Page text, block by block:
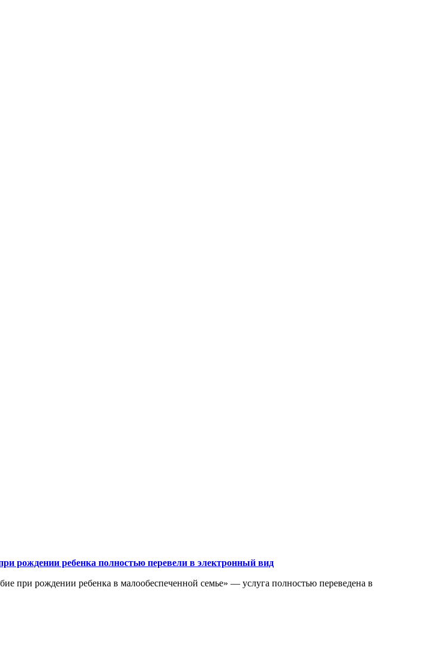
рождении ребенка полностью перевели в электронный вид
при рождении ребенка в малообеспеченной семье» — услуга полностью переведена в